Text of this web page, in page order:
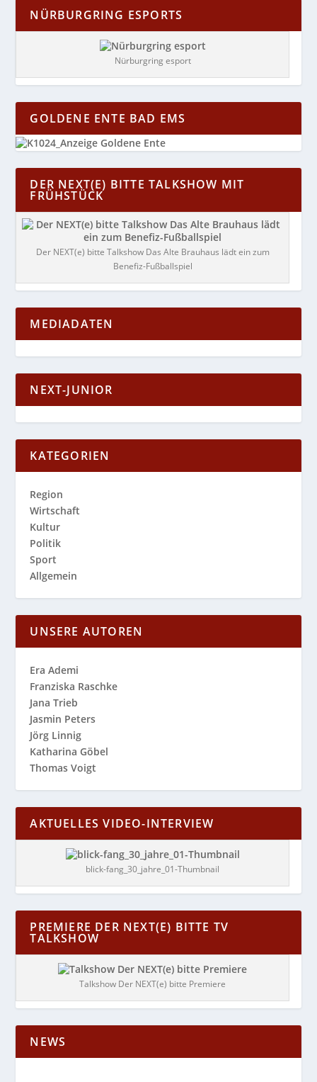
NÜRBURGRING ESPORTS
Nürburgring esport
GOLDENE ENTE BAD EMS
DER NEXT(E) BITTE TALKSHOW MIT
FRÜHSTÜCK
Der NEXT(e) bitte Talkshow Das Alte Brauhaus lädt ein zum
Benefiz-Fußballspiel
MEDIADATEN
NEXT-JUNIOR
KATEGORIEN
Region
Wirtschaft
Kultur
Politik
Sport
Allgemein
UNSERE AUTOREN
Era Ademi
Franziska Raschke
Jana Trieb
Jasmin Peters
Jörg Linnig
Katharina Göbel
Thomas Voigt
AKTUELLES VIDEO-INTERVIEW
blick-fang_30_jahre_01-Thumbnail
PREMIERE DER NEXT(E) BITTE TV
TALKSHOW
Talkshow Der NEXT(e) bitte Premiere
NEWS